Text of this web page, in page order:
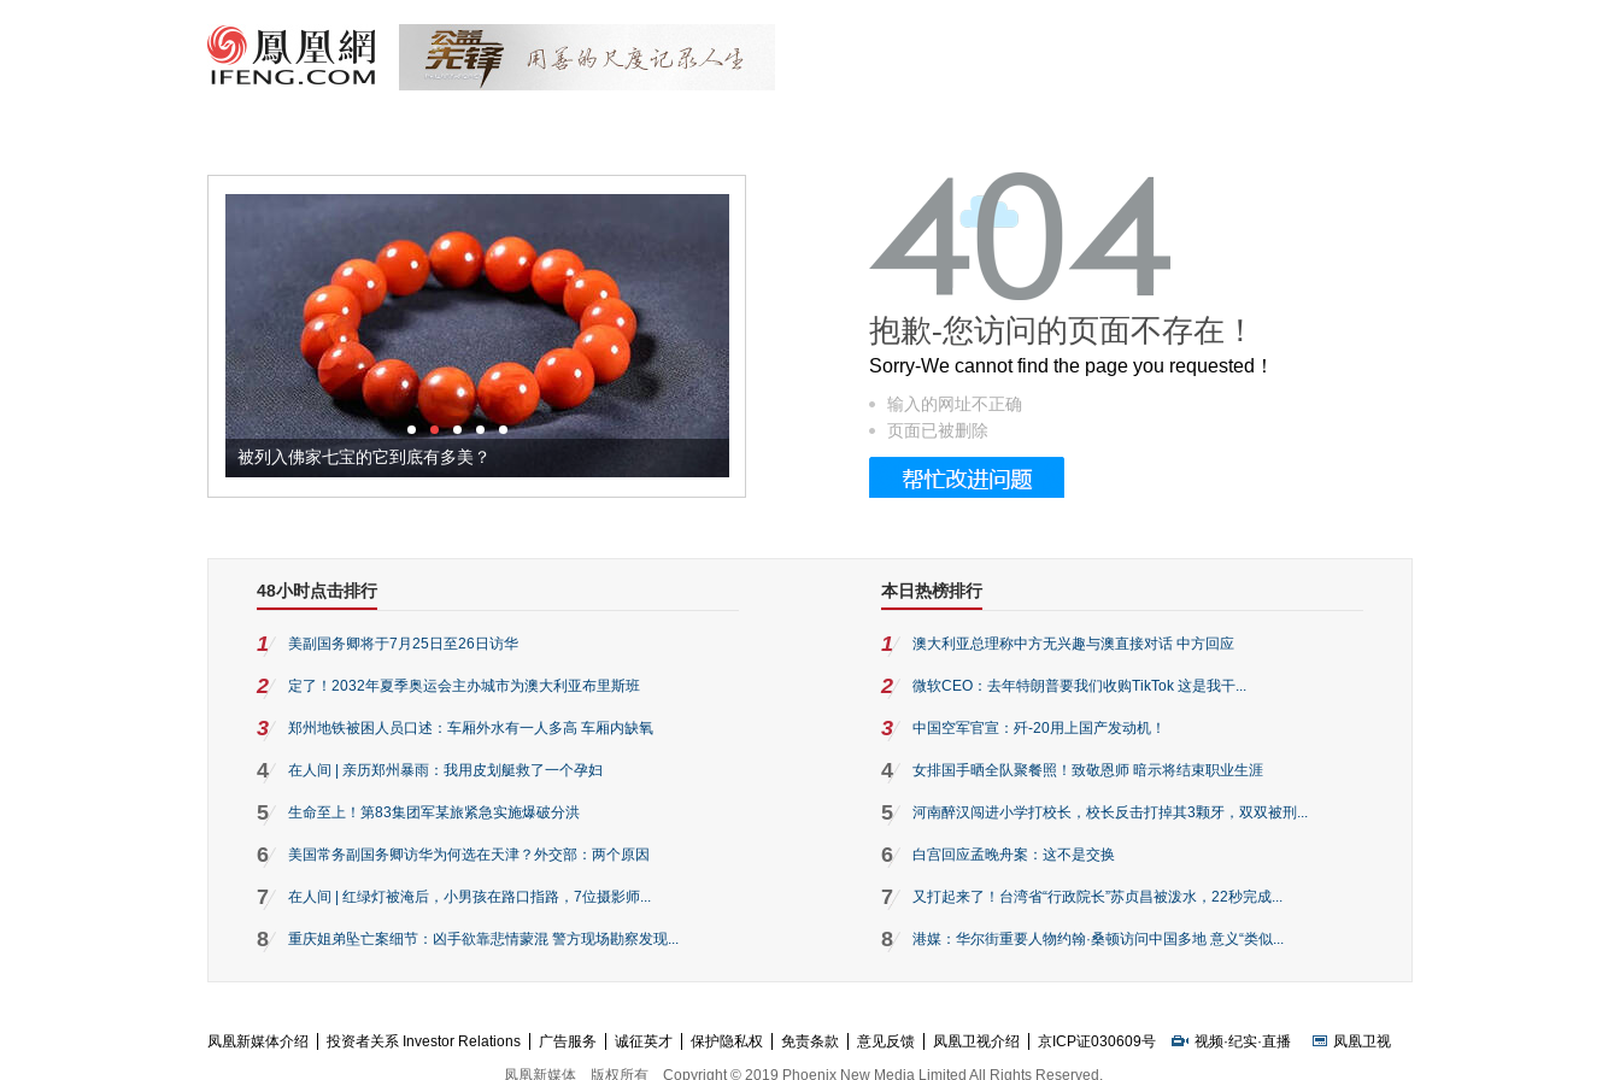
被列入佛家七宝的它到底有多美？ 这个3.2米的长卷，还原了600岁的紫禁城
抱歉-您访问的页面不存在！
Sorry-We cannot find the page you requested！
输入的网址不正确
页面已被删除
48小时点击排行
1 美副国务卿将于7月25日至26日访华
2 定了！2032年夏季奥运会主办城市为澳大利亚布里斯班
3 郑州地铁被困人员口述：车厢外水有一人多高 车厢内缺氧
4 在人间 | 亲历郑州暴雨：我用皮划艇救了一个孕妇
5 生命至上！第83集团军某旅紧急实施爆破分洪
6 美国常务副国务卿访华为何选在天津？外交部：两个原因
7 在人间 | 红绿灯被淹后，小男孩在路口指路，7位摄影师...
8 重庆姐弟坠亡案细节：凶手欲靠悲情蒙混 警方现场勘察发现...
本日热榜排行
1 澳大利亚总理称中方无兴趣与澳直接对话 中方回应
2 微软CEO：去年特朗普要我们收购TikTok 这是我干...
3 中国空军官宣：歼-20用上国产发动机！
4 女排国手晒全队聚餐照！致敬恩师 暗示将结束职业生涯
5 河南醉汉闯进小学打校长，校长反击打掉其3颗牙，双双被刑...
6 白宫回应孟晚舟案：这不是交换
7 又打起来了！台湾省“行政院长”苏贞昌被泼水，22秒完成...
8 港媒：华尔街重要人物约翰·桑顿访问中国多地 意义“类似...
凤凰新媒体介绍 投资者关系 Investor Relations 广告服务 诚征英才 保护隐私权 免责条款 意见反馈 凤凰卫视介绍 京ICP证030609号 视频·纪实·直播
凤凰卫视
凤凰新媒体
版权所有 Copyright © 2019 Phoenix New Media Limited All Rights Reserved.